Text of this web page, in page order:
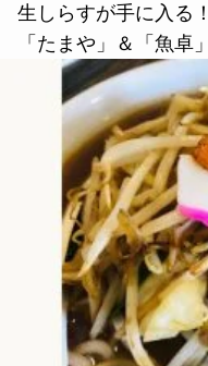
指出一正の視点 2021.04.21
ぼくのローカルの「